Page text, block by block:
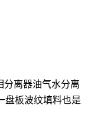
离器油气水分离
盘板波纹填料也是